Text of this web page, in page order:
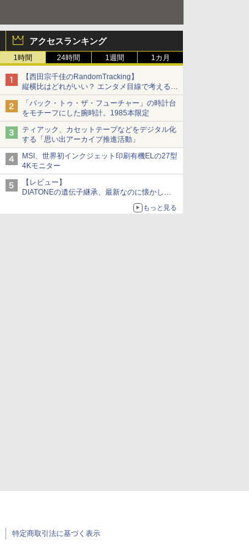
アクセスランキング
1時間 24時間 1週間 1カ月
【西田宗千佳のRandomTracking】
縦横比はどれがいい？ エンタメ目線で考える、
サムスン新「Galaxy Z Fold」
「バック・トゥ・ザ・フューチャー」の時計台
をモチーフにした腕時計。1985本限定
ティアック、カセットテープなどをデジタル化
する「思い出アーカイブ推進活動」
MSI、世界初インクジェット印刷有機ELの27型
4Kモニター
【レビュー】
DIATONEの遺伝子継承、最新なのに懐かし
い“惚れる音”Tecnologia e Cuore「DS-TC52B」
もっと見る
特定商取引法に基づく表示